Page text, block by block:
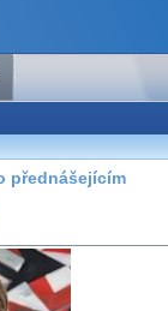
přednášejícím